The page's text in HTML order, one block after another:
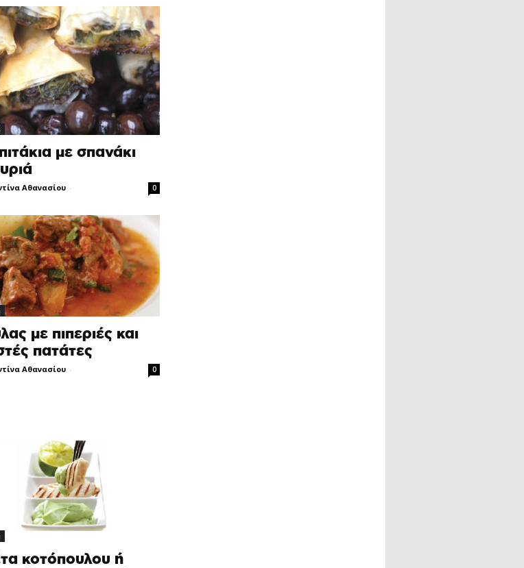
με σπανάκι
Αθανασίου - 0
με πιπεριές και
πατάτες
Αθανασίου - 0
κοτόπουλου ή